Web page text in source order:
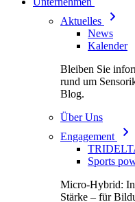
Aktuelles
News
Kalender
Bleiben Sie
rund um
Blog.
Über Uns
Engagement
Sports
Micro-Hybrid:
Stärke – für